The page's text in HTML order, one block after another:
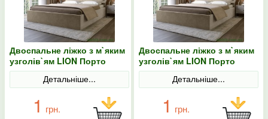
Двоспальне ліжко з м`яким
узголів`ям LION Порто
Парадіз 03 160х200
Детальніше...
1 грн.
Двоспальне ліжко з м`яким
узголів`ям LION Порто
Парадіз 07 160х200
Детальніше...
1 грн.